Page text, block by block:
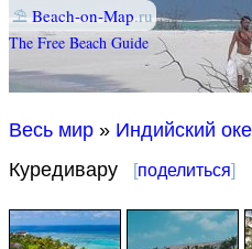
⛱ Beach-on-Map.ru
The Free Beach Guide
Весь мир » Индийский
Куредивару
[поделиться]